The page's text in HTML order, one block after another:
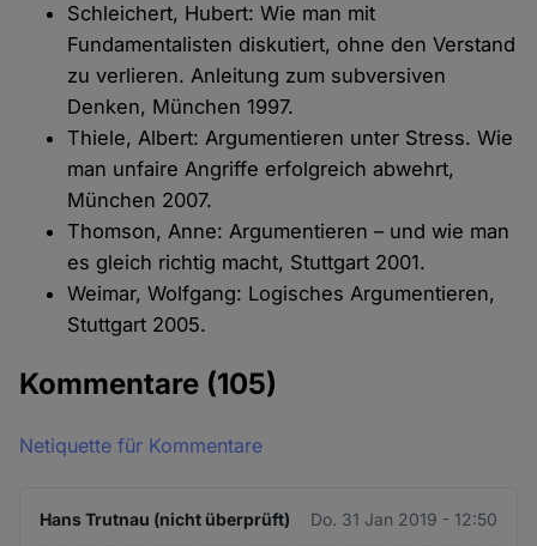
Schleichert, Hubert: Wie man mit
Fundamentalisten diskutiert, ohne den Verstand
zu verlieren. Anleitung zum subversiven
Denken, München 1997.
Thiele, Albert: Argumentieren unter Stress. Wie
man unfaire Angriffe erfolgreich abwehrt,
München 2007.
Thomson, Anne: Argumentieren – und wie man
es gleich richtig macht, Stuttgart 2001.
Weimar, Wolfgang: Logisches Argumentieren,
Stuttgart 2005.
Kommentare (105)
Netiquette für Kommentare
Hans Trutnau (nicht überprüft) Do. 31 Jan 2019 - 12:50